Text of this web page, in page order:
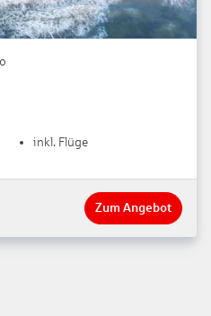
inkl. Flüge
Zum Angebot